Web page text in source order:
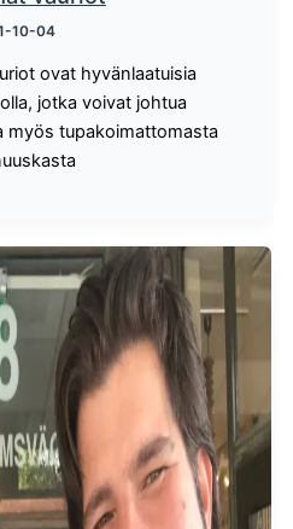
10-04
ovat hyvänlaatuisia
jotka voivat johtua
myös tupakoimattomasta